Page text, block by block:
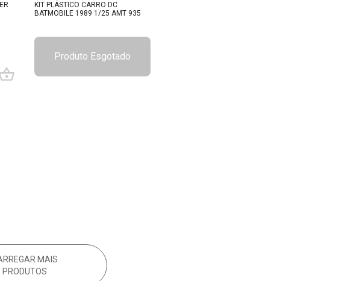
KIT PLÁSTICO CARRO DC
BATMOBILE 1989 1/25 AMT 935
Produto Esgotado
MAIS
PRODUTOS